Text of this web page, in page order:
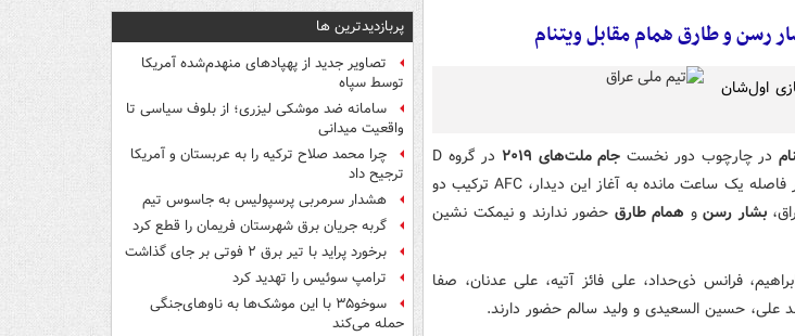
رسن و طارق همام مقابل ویتنام
اول‌شان
در چارچوب دور نخستجام ملت‌های ۲۰۱۹
در گروه D
از ساعت ۱۷ به مصاف هم می‌روند. در فاصله یک ساعت مانده به آغاز این دیدار، AFC ترکیب دو
بشار رسن و همام طارق حضور ندارند و نیمکت نشین
فرانس ذی‌حداد، علیفائز آتیه، علی عدنان، صفا
علی، حسین السعیدی و ولید سالم حضور دارند.
پربازدیدترین ها
تصاویر جدید از پهپادهای منهدم‌شده آمریکا
توسط سپاه
سامانه ضد موشکی لیزری؛ از بلوف سیاسی تا
واقعیت میدانی
چرا محمد صلاح ترکیه را به عربستان و آمریکا
ترجیح داد
هشدار سرمربی پرسپولیس به جاسوس تیم
گربه جریان برق شهرستان فریمان را قطع کرد
برخورد پراید با تیر برق ۲ فوتی بر جای گذاشت
ترامپ سوئیس را تهدید کرد
سوخو۳۵ با این موشک‌ها به ناوهای‌جنگی
حمله می‌کند